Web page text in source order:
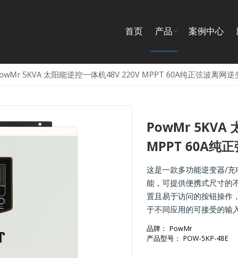
首页 产品 案例中心
5KVA 太阳能逆控一体机48V 220V MPPT 60A纯正弦波离网逆
PowMr 5KVA
MPPT 60A纯
这是一款多功能逆变器/
能，可提供便携式尺寸的
置且易于访问的按钮操作
于不同应用的可接受的输
品牌： PowMr
产品型号： POW-5KP-48E